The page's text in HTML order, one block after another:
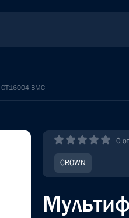
CT16004 BMC
0
CROWN